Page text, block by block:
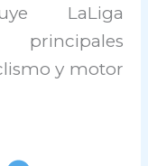
LaLiga
y motor